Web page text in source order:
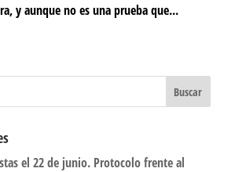
y aunque no es una prueba que...
el 22 de junio. Protocolo frente al